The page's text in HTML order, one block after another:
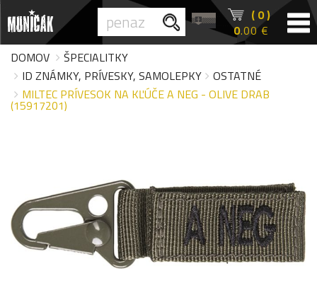
( 0 )
0.00 €
DOMOV
ŠPECIALITKY
ID ZNÁMKY, PRÍVESKY, SAMOLEPKY
OSTATNÉ
MILTEC PRÍVESOK NA KĽÚČE A NEG - OLIVE DRAB
(15917201)